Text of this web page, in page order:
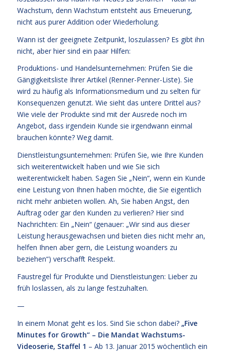
Wachstum, denn Wachstum entsteht aus Erneuerung,
nicht aus purer Addition oder Wiederholung.
Wann ist der geeignete Zeitpunkt, loszulassen? Es gibt ihn
nicht, aber hier sind ein paar Hilfen:
Produktions- und Handelsunternehmen: Prüfen Sie die
Gängigkeitsliste Ihrer Artikel (Renner-Penner-Liste). Sie
wird zu häufig als Informationsmedium und zu selten für
Konsequenzen genutzt. Wie sieht das untere Drittel aus?
Wie viele der Produkte sind mit der Ausrede noch im
Angebot, dass irgendein Kunde sie irgendwann einmal
brauchen könnte? Weg damit.
Dienstleistungsunternehmen: Prüfen Sie, wie Ihre Kunden
sich weiterentwickelt haben und wie Sie sich
weiterentwickelt haben. Sagen Sie „Nein“, wenn ein Kunde
eine Leistung von Ihnen haben möchte, die Sie eigentlich
nicht mehr anbieten wollen. Ah, Sie haben Angst, den
Auftrag oder gar den Kunden zu verlieren? Hier sind
Nachrichten: Ein „Nein“ (genauer: „Wir sind aus dieser
Leistung herausgewachsen und bieten dies nicht mehr an,
helfen Ihnen aber gern, die Leistung woanders zu
beziehen“) verschafft Respekt.
Faustregel für Produkte und Dienstleistungen: Lieber zu
früh loslassen, als zu lange festzuhalten.
—
In einem Monat geht es los. Sind Sie schon dabei? „Five
Minutes for Growth“ – Die Mandat Wachstums-
Videoserie, Staffel 1 – Ab 13. Januar 2015 wöchentlich ein